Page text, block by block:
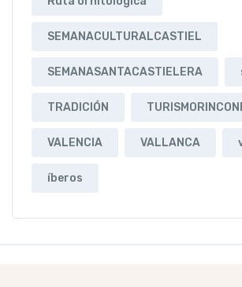
SEMANACULTURALCASTIEL
SEMANASANTACASTIELERA
TRADICIÓN
VALENCIA VALLANCA
íberos